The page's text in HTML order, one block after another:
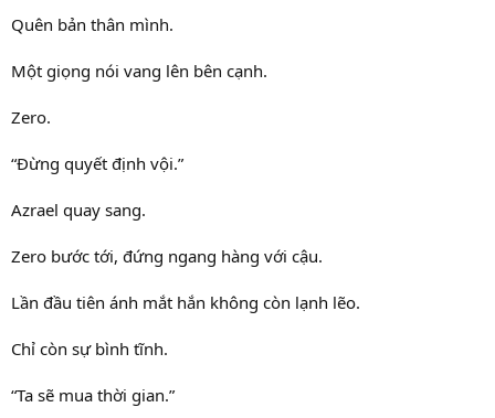
Quên bản thân mình.
Một giọng nói vang lên bên cạnh.
Zero.
“Đừng quyết định vội.”
Azrael quay sang.
Zero bước tới, đứng ngang hàng với cậu.
Lần đầu tiên ánh mắt hắn không còn lạnh lẽo.
Chỉ còn sự bình tĩnh.
“Ta sẽ mua thời gian.”